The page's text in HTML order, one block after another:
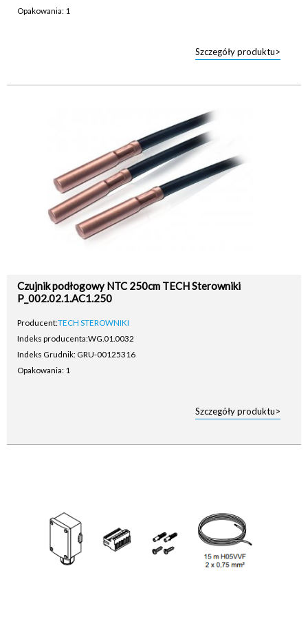
Opakowania: 1
Szczegóły produktu>
Czujnik podłogowy NTC 250cm TECH Sterowniki
P_002.02.1.AC1.250
Producent:TECH STEROWNIKI
Indeks producenta:WG.01.0032
Indeks Grudnik: GRU-00125316
Opakowania: 1
Szczegóły produktu>